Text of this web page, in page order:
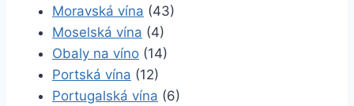
Moravská vína (43)
Moselská vína (4)
Obaly na víno (14)
Portská vína (12)
Portugalská vína (6)